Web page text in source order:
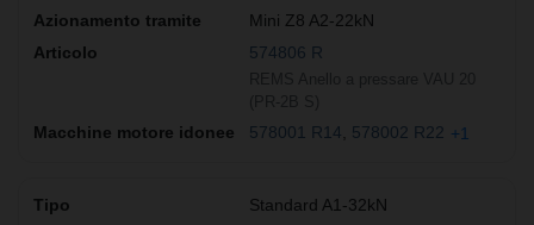
Mini Z8 A2-22kN
574806 R
578001 R14 578002 R22 +1
Standard A1-32kN